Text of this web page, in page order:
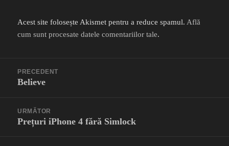
Acest site folosește Akismet pentru a reduce spamul. Află
cum sunt procesate datele comentariilor tale.
PRECEDENT
Articolul
Believe
URMĂTOR
Articolul
Prețuri iPhone 4 fără Simlock